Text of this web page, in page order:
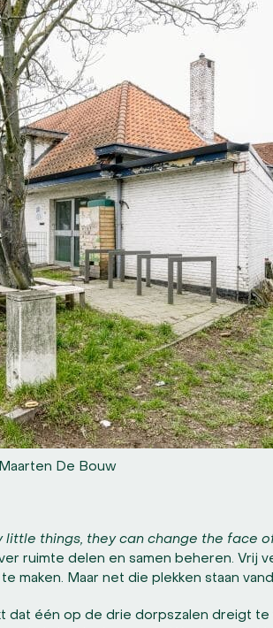
De Bouw
things, they can change the face
ruimte delen en samen beheren. Vrij
maken. Maar net die plekken staan
dat één op de drie dorpszalen dreigt te